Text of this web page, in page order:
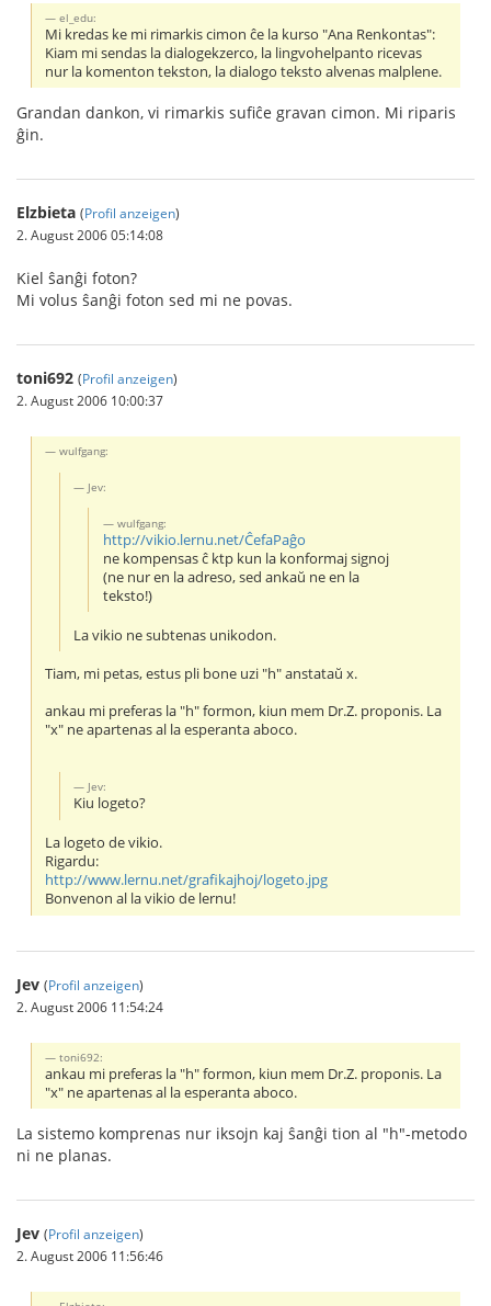
el_edu:
Mi kredas ke mi rimarkis cimon ĉe la kurso "Ana Renkontas":
Kiam mi sendas la dialogekzerco, la lingvohelpanto ricevas
nur la komenton tekston, la dialogo teksto alvenas malplene.
Grandan dankon, vi rimarkis sufiĉe gravan cimon. Mi riparis
ĝin.
Elzbieta (Profil anzeigen)
2. August 2006 05:14:08
Kiel ŝanĝi foton?
Mi volus ŝanĝi foton sed mi ne povas.
toni692 (Profil anzeigen)
2. August 2006 10:00:37
wulfgang:
Jev:
wulfgang:
http://vikio.lernu.net/ĈefaPaĝo
ne kompensas ĉ ktp kun la konformaj signoj
(ne nur en la adreso, sed ankaŭ ne en la
teksto!)
La vikio ne subtenas unikodon.
Tiam, mi petas, estus pli bone uzi "h" anstataŭ x.
ankau mi preferas la "h" formon, kiun mem Dr.Z. proponis. La
"x" ne apartenas al la esperanta aboco.
Jev:
Kiu logeto?
La logeto de vikio.
Rigardu:
http://www.lernu.net/grafikajhoj/logeto.jpg
Bonvenon al la vikio de lernu!
Jev (Profil anzeigen)
2. August 2006 11:54:24
toni692:
ankau mi preferas la "h" formon, kiun mem Dr.Z. proponis. La
"x" ne apartenas al la esperanta aboco.
La sistemo komprenas nur iksojn kaj ŝanĝi tion al "h"-metodo
ni ne planas.
Jev (Profil anzeigen)
2. August 2006 11:56:46